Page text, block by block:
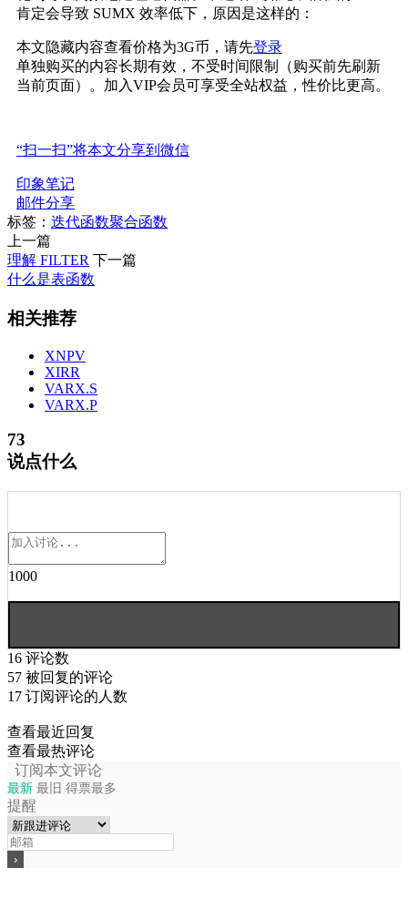
肯定会导致 SUMX 效率低下，原因是这样的：
本文隐藏内容查看价格为3G币，请先登录
单独购买的内容长期有效，不受时间限制（购买前先刷新
当前页面）。加入VIP会员可享受全站权益，性价比更高。
“扫一扫”将本文分享到微信
印象笔记
邮件分享
标签： 迭代函数聚合函数
上一篇
理解 FILTER 下一篇
什么是表函数
相关推荐
XNPV
XIRR
VARX.S
VARX.P
73
说点什么
1000
16 评论数
57 被回复的评论
17 订阅评论的人数
查看最近回复
查看最热评论
订阅本文评论
最新 最旧 得票最多
提醒